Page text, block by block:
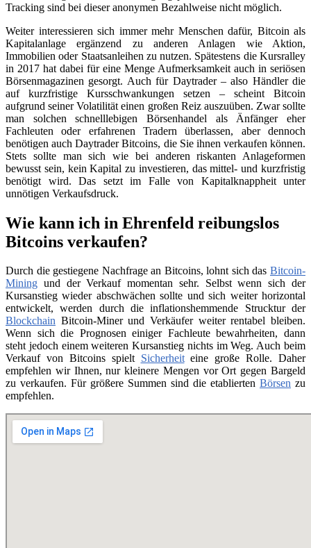
Tracking sind bei dieser anonymen Bezahlweise nicht möglich.
Weiter interessieren sich immer mehr Menschen dafür, Bitcoin als
Kapitalanlage ergänzend zu anderen Anlagen wie Aktion,
Immobilien oder Staatsanleihen zu nutzen. Spätestens die Kursralley
in 2017 hat dabei für eine Menge Aufmerksamkeit auch in seriösen
Börsenmagazinen gesorgt. Auch für Daytrader – also Händler die
auf kurzfristige Kursschwankungen setzen – scheint Bitcoin
aufgrund seiner Volatilität einen großen Reiz auszuüben. Zwar sollte
man solchen schnelllebigen Börsenhandel als Änfänger eher
Fachleuten oder erfahrenen Tradern überlassen, aber dennoch
benötigen auch Daytrader Bitcoins, die Sie ihnen verkaufen können.
Stets sollte man sich wie bei anderen riskanten Anlageformen
bewusst sein, kein Kapital zu investieren, das mittel- und kurzfristig
benötigt wird. Das setzt im Falle von Kapitalknappheit unter
unnötigen Verkaufsdruck.
Wie kann ich in Ehrenfeld reibungslos
Bitcoins verkaufen?
Durch die gestiegene Nachfrage an Bitcoins, lohnt sich das Bitcoin-
Mining und der Verkauf momentan sehr. Selbst wenn sich der
Kursanstieg wieder abschwächen sollte und sich weiter horizontal
entwickelt, werden durch die inflationshemmende Strucktur der
Blockchain Bitcoin-Miner und Verkäufer weiter rentabel bleiben.
Wenn sich die Prognosen einiger Fachleute bewahrheiten, dann
steht jedoch einem weiteren Kursanstieg nichts im Weg. Auch beim
Verkauf von Bitcoins spielt Sicherheiteine große Rolle. Daher
empfehlen wir Ihnen, nur kleinere Mengen vor Ort gegen Bargeld
zu verkaufen. Für größere Summen sind die etablierten Börsen zu
empfehlen.